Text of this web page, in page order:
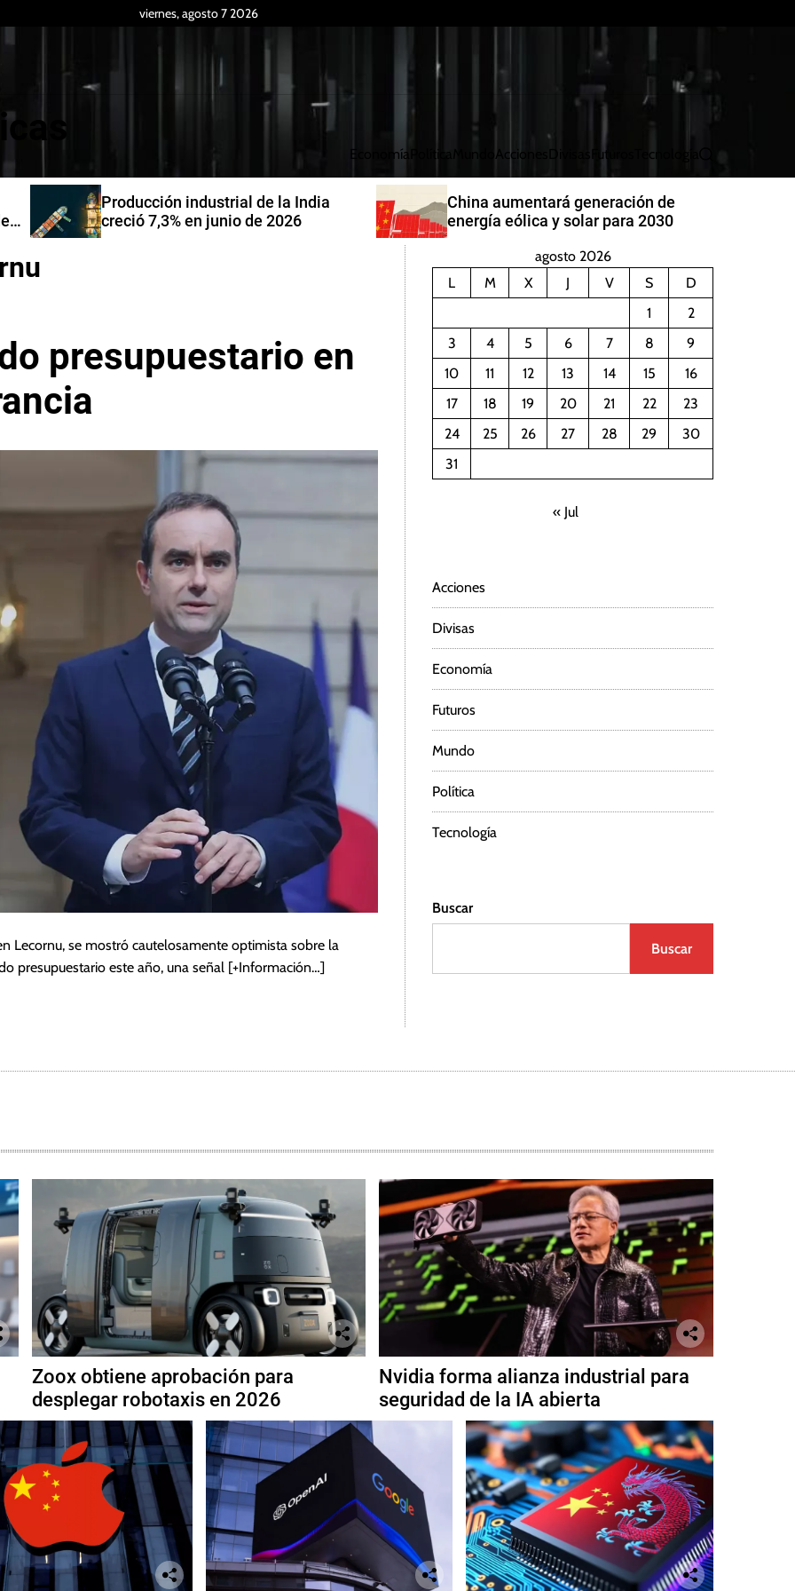
viernes, agosto 7 2026
Economía Política Acciones Divisas Futuros Tecnología
u
Producción industrial de la India
creció 7,3% en junio de 2026
China aumentará generación de
energía eólica y solar para 2030
presupuestario en
Lecornu, se mostró cautelosamente optimista sobre la
presupuestario este año, una señal [+Información…]
agosto 2026
L
M X J V S
D
1
2
3
4 5 6 7 8
9
10
11 12 13 14 15
16
17
18 19 20 21 22
23
24
25 26 27 28 29
30
31
« Jul
Acciones
Divisas
Economía
Futuros
Mundo
Política
Tecnología
Buscar
Buscar
Zoox obtiene aprobación para
desplegar robotaxis en 2026
Nvidia forma alianza industrial para
seguridad de la IA abierta